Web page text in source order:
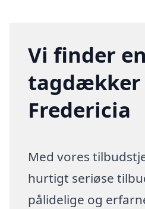
Vi finder en
Fredericia
Med vores
hurtigt seriøse
pålidelige og